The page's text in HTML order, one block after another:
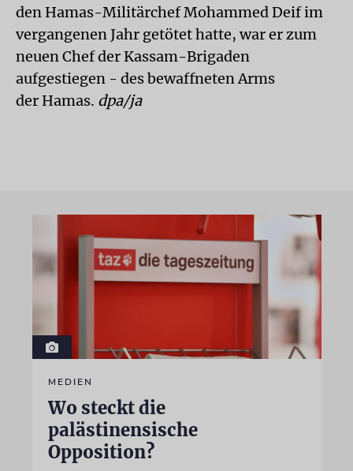
den Hamas-Militärchef Mohammed Deif im
vergangenen Jahr getötet hatte, war er zum
neuen Chef der Kassam-Brigaden
aufgestiegen - des bewaffneten Arms
der Hamas. dpa/ja
MEDIEN
Wo steckt die
palästinensische
Opposition?